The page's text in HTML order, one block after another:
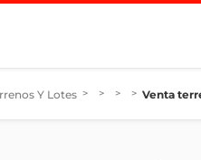
Y Lotes > > > > Venta